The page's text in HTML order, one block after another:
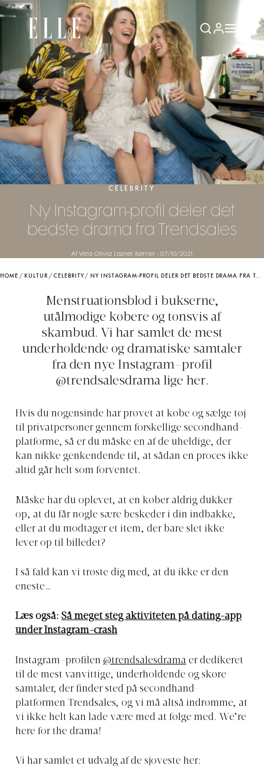
CELEBRITY
Ny Instagram-profil deler det
bedste drama fra Trendsales
Af Vera Olivia Lissner Rømer - 07/10/2021
HOME / KULTUR/CELEBRITY / NY INSTAGRAM-PROFIL DELER DET BEDSTE DRAMA FRA TRENDSALES
Menstruationsblod i bukserne,
utålmodige købere og tonsvis af
skambud. Vi har samlet de mest
underholdende og dramatiske samtaler
fra den nye Instagram-profil
@trendsalesdrama lige her.
Hvis du nogensinde har prøvet at købe og sælge tøj
til privatpersoner gennem forskellige secondhand-
platforme, så er du måske en af de uheldige, der
kan nikke genkendende til, at sådan en proces ikke
altid går helt som forventet.
Måske har du oplevet, at en køber aldrig dukker
op, at du får nogle sære beskeder i din indbakke,
eller at du modtager et item, der bare slet ikke
lever op til billedet?
I så fald kan vi trøste dig med, at du ikke er den
eneste…
Læs også: Så meget steg aktiviteten på dating-app
under Instagram-crash
Instagram-profilen @trendsalesdrama er dedikeret
til de mest vanvittige, underholdende og skøre
samtaler, der finder sted på secondhand-
platformen Trendsales, og vi må altså indrømme, at
vi ikke helt kan lade være med at følge med. We’re
here for the drama!
Vi har samlet et udvalg af de sjoveste her: